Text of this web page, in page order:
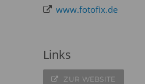
www.fotofix.de
Links
ZUR WEBSITE